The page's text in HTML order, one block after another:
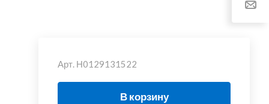
Арт. Н0129131522
В корзину